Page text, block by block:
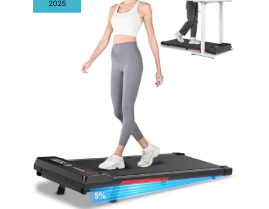
tapis de marche compact
indispensable. 【Facile à
ranger】: Grâce à ses roulettes
intégrées, vous pouvez le
déplacer sans effort vers le
bureau, la chambre ou toute
autre pièce. Son encombrement
réduit permet une installation
Idéal pour des séances intenses à domicile. 【Moteur
silencieux sans balais de 3 CV】 Ce tapis de course pliable
est équipé d'un moteur puissant et silencieux (≤ 40 dB) pour
un fonctionnement fluide et sûr. Idéal pour une utilisation à
domicile sans déranger le voisinage. Capacité de charge
jusqu'à 160 kg – pour une stabilité et une sécurité optimales
pour les adultes de toutes tailles. Comptez sur un moteur
fiable, même sous forte charge. 【Écran LED et télécommande
silencieuse】 L'écran LED clair affiche en un coup d'œil la
vitesse, le temps, la distance et les calories brûlées. Ce tapis
de marche compact peut être commandé par télécommande ou
via les boutons intégrés. La télécommande se fixe
magnétiquement sur le côté du tapis pour éviter de la perdre.
Un support pour appareil électronique permet d'y placer un
smartphone ou une tablette. 【Tapis de course avec poignées
pliables】 Ce tapis de course avec poignées offre une plus
grande praticité. Vous pouvez le placer sous votre bureau et
l'utiliser comme tapis de marche bureau tout en travaillant,
sans être gêné par une barre d'appui. Dépliez simplement les
poignées pour fixer votre appareil électronique, connectez-
vous à l'application et contrôlez le tapis de course grâce aux
boutons intégrés. 【Gain de place et montage facile】 Vous
n'avez pas envie de passer des heures à monter un tapis de
2025